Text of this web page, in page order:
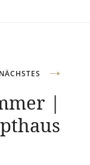
NÄCHSTES
|